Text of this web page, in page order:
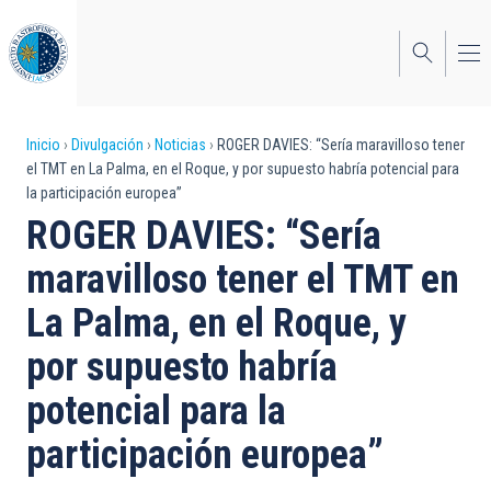
al
contenido
principal
Sobrescribir
enlaces
de
ayuda
a
la
navegación
Inicio Divulgación Noticias
ROGER DAVIES: “Sería maravilloso tener
el TMT en La Palma, en el Roque, y por supuesto habría potencial para
la participación europea”
ROGER DAVIES: “Sería
maravilloso tener el TMT en
La Palma, en el Roque, y
por supuesto habría
potencial para la
participación europea”